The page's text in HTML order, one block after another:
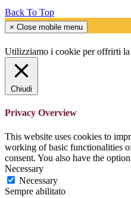
Back To Top
× Close mobile menu
Utilizziamo i cookie per offrirti la
Chiudi
Privacy Overview
This website uses cookies to
working of basic functionalities
consent. You also have the
Necessary
Necessary
Sempre abilitato